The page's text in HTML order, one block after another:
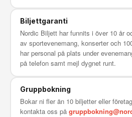
Biljettgaranti
Nordic Biljett har funnits i över 10 år
av sportevenemang, konserter och
har personal på plats under
på telefon samt mejl dygnet runt.
Gruppbokning
Bokar ni fler än 10 biljetter eller
kontakta oss på